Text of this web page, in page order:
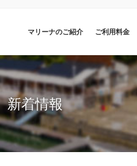
マリーナのご紹介 ご利用料金
新着情報